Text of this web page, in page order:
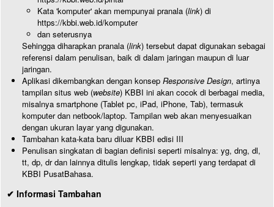
Kata 'komputer' akan mempunyai pranala (link) di
https://kbbi.web.id/komputer
dan seterusnya
Sehingga diharapkan pranala (link) tersebut dapat digunakan sebagai
referensi dalam penulisan, baik di dalam jaringan maupun di luar
jaringan.
Aplikasi dikembangkan dengan konsep Responsive Design, artinya
tampilan situs web (website) KBBI ini akan cocok di berbagai media,
misalnya smartphone (Tablet pc, iPad, iPhone, Tab), termasuk
komputer dan netbook/laptop. Tampilan web akan menyesuaikan
dengan ukuran layar yang digunakan.
Tambahan kata-kata baru diluar KBBI edisi III
Penulisan singkatan di bagian definisi seperti misalnya: yg, dng, dl,
tt, dp, dr dan lainnya ditulis lengkap, tidak seperti yang terdapat di
KBBI PusatBahasa.
✔ Informasi Tambahan